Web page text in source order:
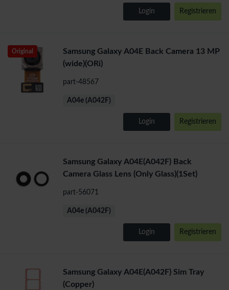
Login Registrieren
Original
Samsung Galaxy A04E Back Camera 13 MP
(wide)(ORi)
part-48567
A04e (A042F)
Login Registrieren
Samsung Galaxy A04E(A042F) Back
Camera Glass Lens (Only Glass)(1Set)
part-56071
A04e (A042F)
Login Registrieren
Samsung Galaxy A04E(A042F) Sim Tray
(Copper)